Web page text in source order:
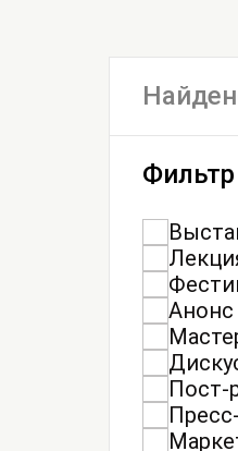
Фильтр
Анонс
Пост-